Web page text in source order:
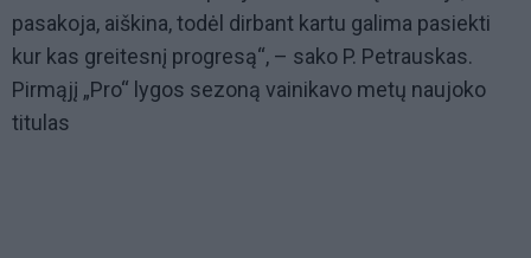
pasakoja, aiškina, todėl dirbant kartu galima pasiekti
kur kas greitesnį progresą“, – sako P. Petrauskas.
Pirmąjį „Pro“ lygos sezoną vainikavo metų naujoko
titulas